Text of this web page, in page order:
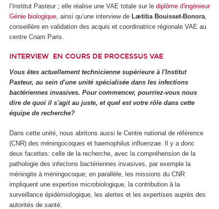
l’Institut Pasteur ; elle réalise une VAE totale sur le diplôme d'ingénieur
Génie biologique , ainsi qu’une interview de Lætitia Bouisset-Bonora
conseillère en validation des acquis et coordinatrice régionale VAE au
centre Cnam Paris.
INTERVIEW EN COURS DE PROCESSUS VAE
Vous êtes actuellement technicienne supérieure à l'Institut
Pasteur, au sein d'une unité spécialisée dans les infections
bactériennes invasives. Pour commencer, pourriez-vous nous
dire de quoi il s'agit au juste, et quel est votre rôle dans cette
équipe de recherche?
Dans cette unité, nous abritons aussi le Centre national de référence
(CNR) des méningocoques et haemophilus influenzae. Il y a donc
deux facettes: celle de la recherche, avec la compréhension de la
pathologie des infectons bactériennes invasives, par exemple la
méningite à méningocoque; en parallèle, les missions du CNR
impliquent une expertise microbiologique, la contribution à la
surveillance épidémiologique, les alertes et les expertises auprès des
autorités de santé.